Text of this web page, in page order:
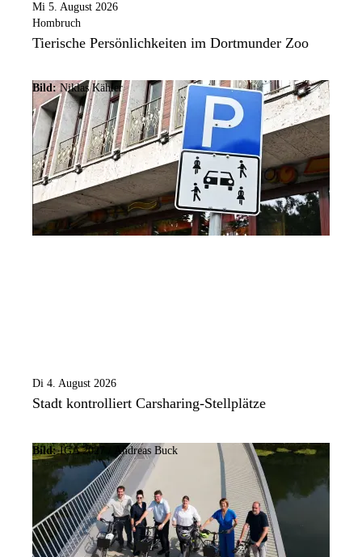
Mi 5. August 2026
Hombruch
Tierische Persönlichkeiten im Dortmunder Zoo
Bild: Niklas Kähler
Di 4. August 2026
Stadt kontrolliert Carsharing-Stellplätze
Bild: IGA 2027 / Andreas Buck